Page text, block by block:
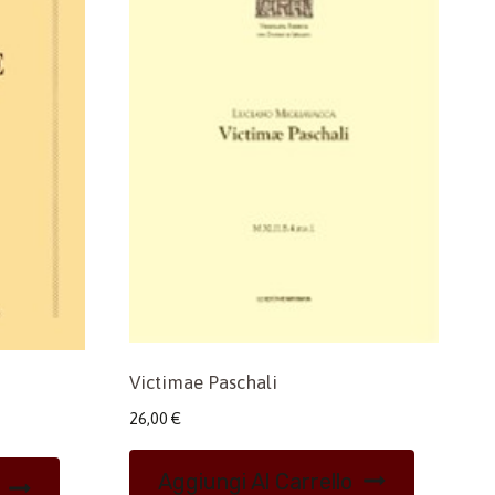
Victimae Paschali
26,00 €
Aggiungi Al Carrello